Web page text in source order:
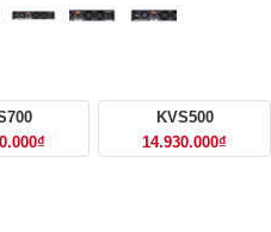
KVS500
14.930.000₫